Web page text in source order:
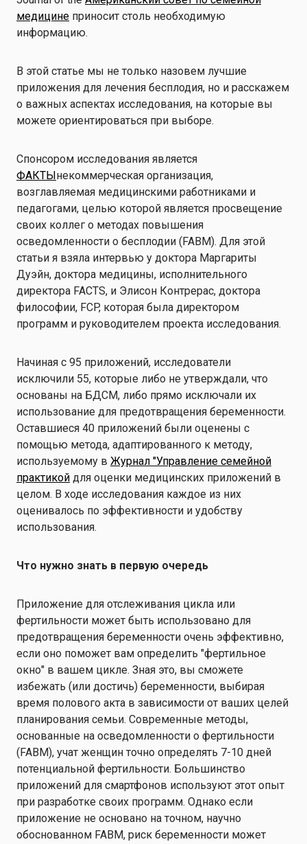
медицине приносит столь необходимую
информацию.
В этой статье мы не только назовем лучшие
приложения для лечения бесплодия, но и расскажем
о важных аспектах исследования, на которые вы
можете ориентироваться при выборе.
Спонсором исследования является
ФАКТЫнекоммерческая организация,
возглавляемая медицинскими работниками и
педагогами, целью которой является просвещение
своих коллег о методах повышения
осведомленности о бесплодии (FABM). Для этой
статьи я взяла интервью у доктора Маргариты
Дуэйн, доктора медицины, исполнительного
директора FACTS, и Элисон Контрерас, доктора
философии, FCP, которая была директором
программ и руководителем проекта исследования.
Начиная с 95 приложений, исследователи
исключили 55, которые либо не утверждали, что
основаны на БДСМ, либо прямо исключали их
использование для предотвращения беременности.
Оставшиеся 40 приложений были оценены с
помощью метода, адаптированного к методу,
используемому в Журнал "Управление семейной
практикой для оценки медицинских приложений в
целом. В ходе исследования каждое из них
оценивалось по эффективности и удобству
использования.
Что нужно знать в первую очередь
Приложение для отслеживания цикла или
фертильности может быть использовано для
предотвращения беременности очень эффективно,
если оно поможет вам определить "фертильное
окно" в вашем цикле. Зная это, вы сможете
избежать (или достичь) беременности, выбирая
время полового акта в зависимости от ваших целей
планирования семьи. Современные методы,
основанные на осведомленности о фертильности
(FABM), учат женщин точно определять 7-10 дней
потенциальной фертильности. Большинство
приложений для смартфонов используют этот опыт
при разработке своих программ. Однако если
приложение не основано на точном, научно
обоснованном FABM, риск беременности может